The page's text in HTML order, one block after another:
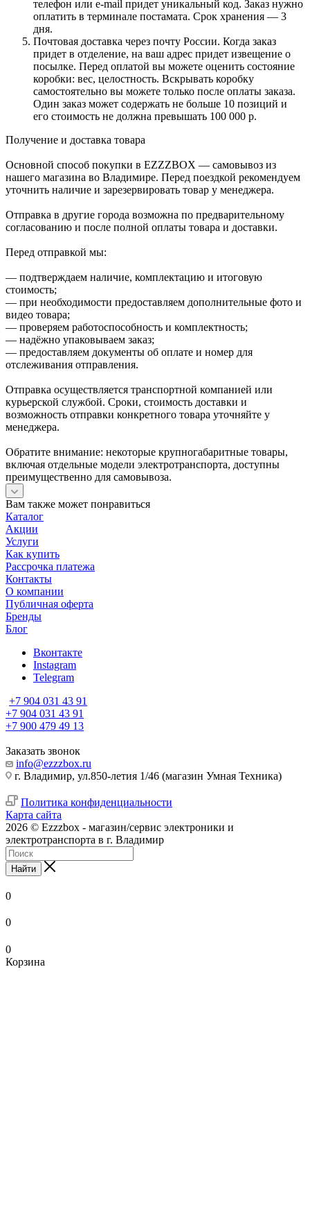
телефон или e-mail придет уникальный код. Заказ нужно
оплатить в терминале постамата. Срок хранения — 3
дня.
Почтовая доставка через почту России. Когда заказ
придет в отделение, на ваш адрес придет извещение о
посылке. Перед оплатой вы можете оценить состояние
коробки: вес, целостность. Вскрывать коробку
самостоятельно вы можете только после оплаты заказа.
Один заказ может содержать не больше 10 позиций и
его стоимость не должна превышать 100 000 р.
Получение и доставка товара
Основной способ покупки в EZZZBOX — самовывоз из
нашего магазина во Владимире. Перед поездкой рекомендуем
уточнить наличие и зарезервировать товар у менеджера.
Отправка в другие города возможна по предварительному
согласованию и после полной оплаты товара и доставки.
Перед отправкой мы:
— подтверждаем наличие, комплектацию и итоговую
стоимость;
— при необходимости предоставляем дополнительные фото и
видео товара;
— проверяем работоспособность и комплектность;
— надёжно упаковываем заказ;
— предоставляем документы об оплате и номер для
отслеживания отправления.
Отправка осуществляется транспортной компанией или
курьерской службой. Сроки, стоимость доставки и
возможность отправки конкретного товара уточняйте у
менеджера.
Обратите внимание: некоторые крупногабаритные товары,
включая отдельные модели электротранспорта, доступны
преимущественно для самовывоза.
Вам также может понравиться
Каталог
Акции
Услуги
Как купить
Рассрочка платежа
Контакты
О компании
Публичная оферта
Бренды
Блог
Вконтакте
Instagram
Telegram
+7 904 031 43 91
+7 904 031 43 91
+7 900 479 49 13
Заказать звонок
info@ezzzbox.ru
г. Владимир, ул.850-летия 1/46 (магазин Умная Техника)
Политика конфиденциальности
Карта сайта
2026 © Ezzzbox - магазин/сервис электроники и
электротранспорта в г. Владимир
Найти
0
0
0
Корзина